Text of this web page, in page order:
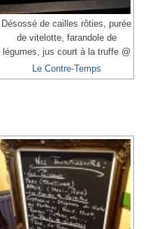
Désossé de cailles rôties, purée
de vitelotte, farandole de
légumes, jus court à la truffe @
Le Contre-Temps